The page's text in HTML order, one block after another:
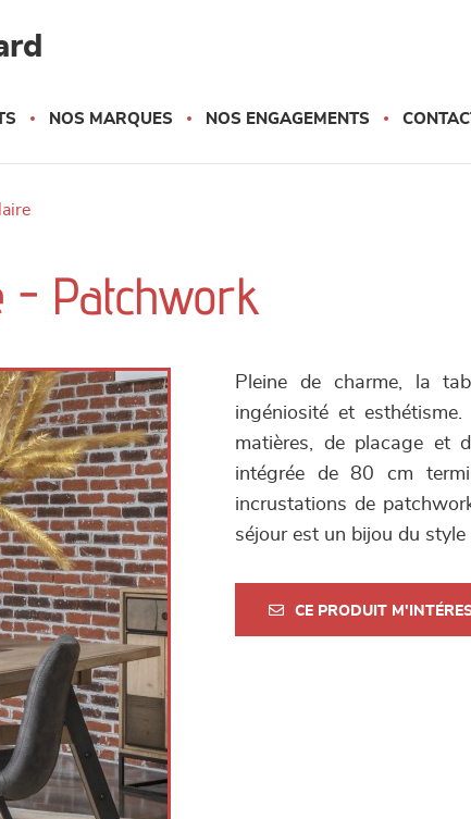
NOS MARQUES NOS ENGAGEMENTS
- Patchwork
Pleine de charme, la
ingéniosité et
matières, de placage et
intégrée de 80 cm
incrustations de
séjour est un bijou du style
CE PRODUIT